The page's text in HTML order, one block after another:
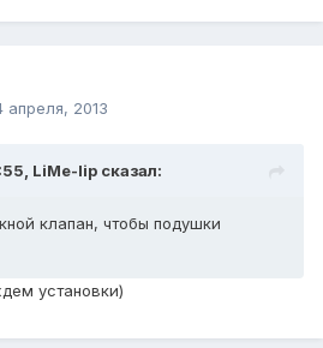
апреля, 2013
LiMe-lip сказал:
клапан, чтобы подушки
установки)